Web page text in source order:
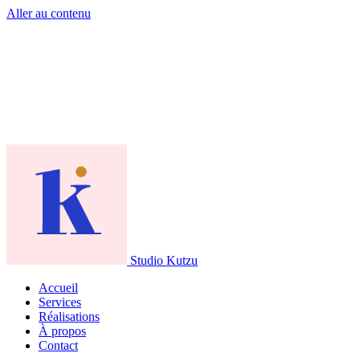
Aller au contenu
Studio Kutzu
Accueil
Services
Réalisations
À propos
Contact